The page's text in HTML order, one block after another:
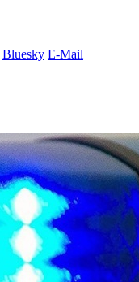
Bluesky E-Mail